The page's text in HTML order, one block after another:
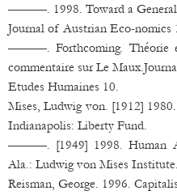
———. 1998. Toward a General
Journal of Austrian Eco-nomics
———. Forthcoming. Théorie
commentaire sur Le
Etudes Humaines 10.
Mises, Ludwig von. [1912]
Indianapolis: Liberty Fund.
———. [1949] 1998. Human
Ala.: Ludwig von Mises Institute.
Reisman, George. 1996.